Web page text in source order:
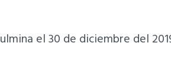
el 30 de diciembre del